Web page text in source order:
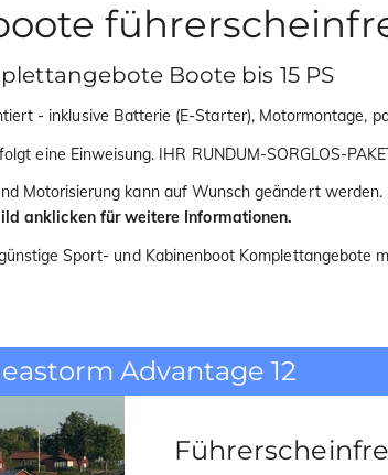
Boote bis 15 PS
- inklusive Batterie (E-Starter), Motormontage,
eine Einweisung. IHR RUNDUM-SORGLOS-
Motorisierung kann auf Wunsch geändert werden.
anklicken für weitere Informationen.
Sport- und Kabinenboot Komplettangebote
Advantage 12